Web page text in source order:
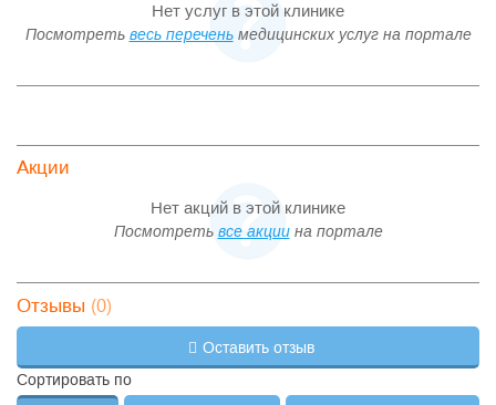
Нет услуг в этой клинике
Посмотреть весь переченьмедицинских услуг на портале
Акции
Нет акций в этой клинике
Посмотреть все акциина портале
Отзывы (0)
Оставить отзыв
Сортировать по